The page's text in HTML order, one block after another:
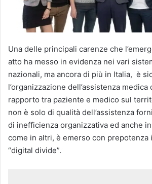
Una delle principali carenze che
atto ha messo in evidenza nei vari
nazionali, ma ancora di più in Italia, è
l’organizzazione dell’assistenza medica
rapporto tra paziente e medico sul
non è solo di qualità dell’assistenza
di inefficienza organizzativa ed anche
come in altri, è emerso con prepotenza
“digital divide”.